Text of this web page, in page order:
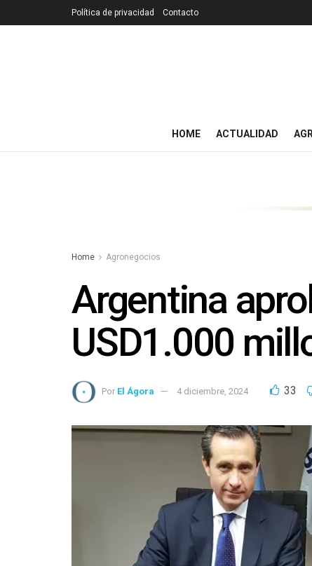
Política de privacidad Contacto
HOME ACTUALIDAD
Home Agronegocios
Argentina
USD1.000
Por El Ágora 4 diciembre, 2024 33